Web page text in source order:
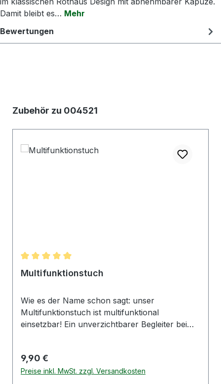
Damit bleibt es… Mehr
Bewertungen
Produktgalerie überspringen
Zubehör zu 004521
Durchschnittliche Bewertung von 5 von 5 Sternen
Multifunktionstuch
Wie es der Name schon sagt: unser
Multifunktionstuch ist multifunktional
einsetzbar! Ein unverzichtbarer Begleiter beim
Polyester Farbe: schwarz mit buntem Druck
Hersteller: Hümmer Werbung GmbHLengfelder
Regulärer Preis:
9,90 €
Preise inkl. MwSt. zzgl. Versandkosten